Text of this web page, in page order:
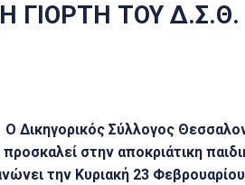
ΓΙΟΡΤΗ ΤΟΥ Δ.Σ.Θ.
Ο Δικηγορικός Σύλλογος
στην αποκριάτικη
την Κυριακή 23